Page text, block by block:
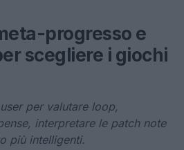
progresso e
scegliere i giochi
per valutare loop,
interpretare le patch note
più intelligenti.